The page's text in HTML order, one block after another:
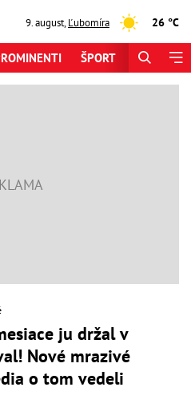
9. august,Ľubomíra 26 °C
ŠPORT
ju držal v
Nové mrazivé
o tom vedeli